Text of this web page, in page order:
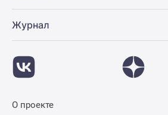
Журнал
О проекте